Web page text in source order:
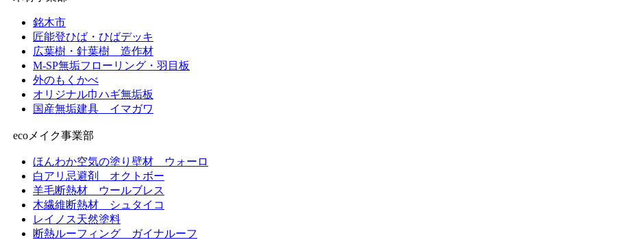
銘木市
匠能登ひば・ひばデッキ
広葉樹・針葉樹 造作材
M-SP無垢フローリング・羽目板
外のもくかべ
オリジナル巾ハギ無垢板
国産無垢建具 イマガワ
ecoメイク事業部
ほんわか空気の塗り壁材 ウォーロ
白アリ忌避剤 オクトボー
羊毛断熱材 ウールブレス
木繊維断熱材 シュタイコ
レイノス天然塗料
断熱ルーフィング ガイナルーフ